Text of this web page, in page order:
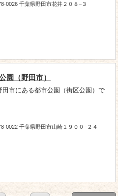
0026 千葉県野田市花井２０８−３
園（野田市）
田市にある都市公園（街区公園）で
0022 千葉県野田市山崎１９００−２４